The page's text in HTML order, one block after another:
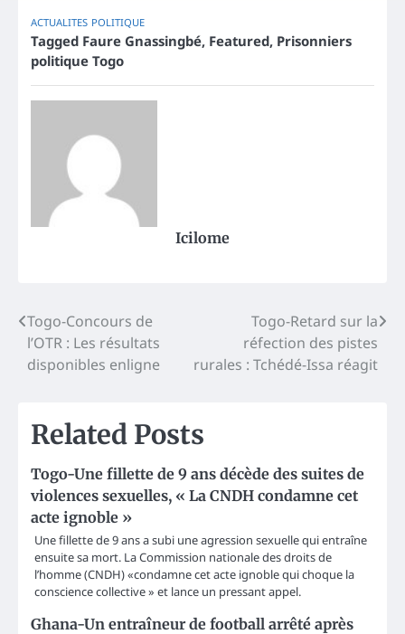
ACTUALITES POLITIQUE
Tagged Faure Gnassingbé, Featured, Prisonniers
politique Togo
Icilome
Post
navigation
Togo-Concours de
l’OTR : Les résultats
disponibles enligne
Togo-Retard sur la
réfection des pistes
rurales : Tchédé-Issa réagit
Related Posts
Togo-Une fillette de 9 ans décède des suites de
violences sexuelles, « La CNDH condamne cet
acte ignoble »
Une fillette de 9 ans a subi une agression sexuelle qui entraîne
ensuite sa mort. La Commission nationale des droits de
l’homme (CNDH) «condamne cet acte ignoble qui choque la
conscience collective » et lance un pressant appel.
Ghana-Un entraîneur de football arrêté après